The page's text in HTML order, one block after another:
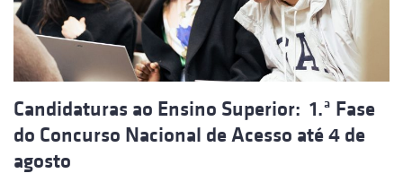
Candidaturas ao Ensino Superior: 1.ª Fase
do Concurso Nacional de Acesso até 4 de
agosto